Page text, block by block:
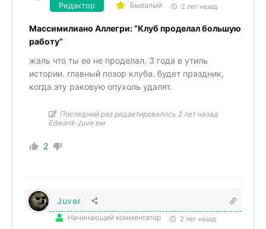
Редактор Бывалый 2 лет назад
Массимилиано Аллегри: “Клуб проделал большую
работу”
жаль что ты ее не проделал. 3 года в утиль
истории. главный позор клуба. будет праздник,
когда эту раковую опухоль удалят.
Последний раз редактировалось 2 лет назад
Edward-Juve ем
2
Juver
Начинающий комментатор 2 лет назад